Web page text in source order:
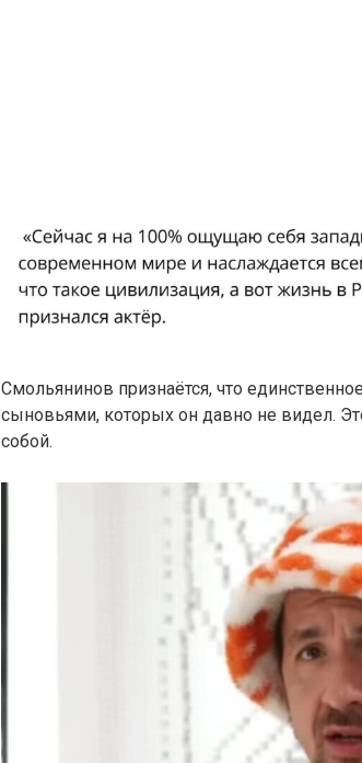
Смольянинов признаётся, что
сыновьями, которых он давно не видел.
собой.